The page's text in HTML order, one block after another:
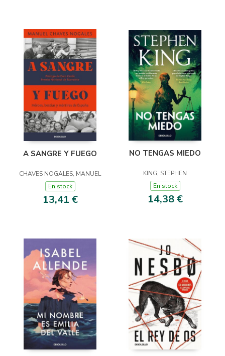
A SANGRE Y FUEGO
CHAVES NOGALES, MANUEL
En stock
13,41 €
NO TENGAS MIEDO
KING, STEPHEN
En stock
14,38 €